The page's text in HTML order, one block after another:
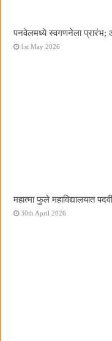
पनवेलमध्ये स्वगणनेला प्रारंभ;
1st May 2026
महात्मा फुले महाविद्यालयात
30th April 2026